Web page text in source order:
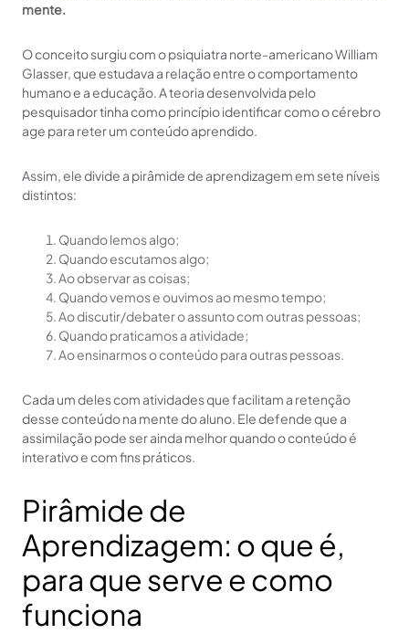
mente.
O conceito surgiu com o psiquiatra norte-americano William
Glasser, que estudava a relação entre o comportamento
humano e a educação. A teoria desenvolvida pelo
pesquisador tinha como princípio identificar como o cérebro
age para reter um conteúdo aprendido.
Assim, ele divide a pirâmide de aprendizagem em sete níveis
distintos:
Quando lemos algo;
Quando escutamos algo;
Ao observar as coisas;
Quando vemos e ouvimos ao mesmo tempo;
Ao discutir/debater o assunto com outras pessoas;
Quando praticamos a atividade;
Ao ensinarmos o conteúdo para outras pessoas.
Cada um deles com atividades que facilitam a retenção
desse conteúdo na mente do aluno. Ele defende que a
assimilação pode ser ainda melhor quando o conteúdo é
interativo e com fins práticos.
Pirâmide de
Aprendizagem: o que é,
para que serve e como
funciona